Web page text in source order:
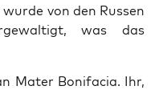
von den Rus­sen
was das
Mater Boni­fa­cia. Ihr,